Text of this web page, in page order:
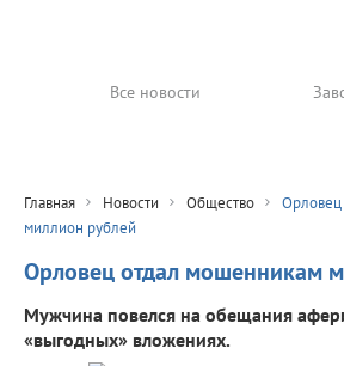
Все новости
Главная Новости Общество
миллион рублей
Орловец отдал мошенникам
Мужчина повелся на обещания
«выгодных» вложениях.